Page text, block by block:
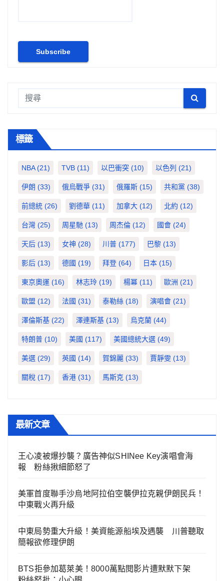
標籤
NBA(21) TVB (11) 以巴衝突 (10) 以色列 (21)
伊朗 (33) 俄烏戰爭 (31) 俄羅斯 (15) 共和黨 (38)
前總統 (26) 劉德華 (11) 加拿大 (12) 北約 (12)
台灣 (25) 周星馳 (13) 周杰倫 (12) 國會 (24)
天后 (13) 女神 (28) 川普 (177) 巴黎 (13)
影后 (13) 德國 (19) 拜登 (64) 日本 (15)
東京奧運 (16) 林志玲 (19) 楊冪 (11) 歐洲 (21)
歐盟 (12) 法國 (31) 泰勒絲 (18) 演唱會 (21)
澤倫斯基 (22) 澤連斯基 (13) 烏克蘭 (44)
特朗普 (10) 美國 (117) 美國總統大選 (49)
美選 (29) 英國 (14) 賀錦麗 (33) 賈靜雯 (13)
關稅 (17) 香港 (31) 馬斯克 (13)
最新文章
王心凌被爆抄襲？廣告神似SHINee Key演唱會海
報 粉絲揪細節怒了
美軍首度聯手沙烏地阿拉伯空襲伊拉克親伊朗民兵！
中東戰火再升級
中東局勢重大升級！美資能源船埃及遇襲 川普聽取
簡報欲修理伊朗
BTS拒參加葛萊美！8000萬點閱影片遭默默下架